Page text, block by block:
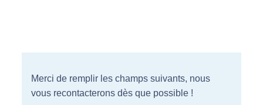
Merci de remplir les champs suivants, nous
vous recontacterons dès que possible !